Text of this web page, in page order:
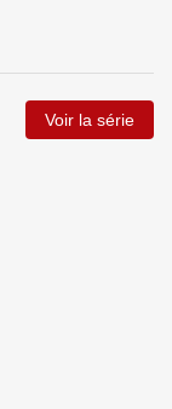
Voir la série